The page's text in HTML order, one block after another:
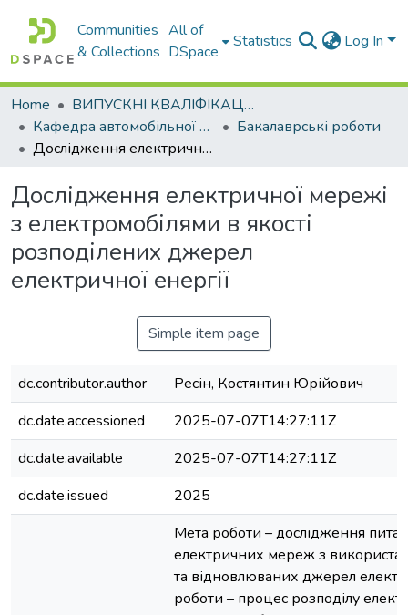
Communities
& Collections
All of
DSpace
Statistics Log In
Home
ВИПУСКНІ КВАЛІФІКАЦІЙНІ РОБОТИ
Кафедра автомобільної електроніки
Бакалаврські роботи
Дослідження електричної мережі з електромобілями в якості розподілених джерел електричної енергії
Дослідження електричної мережі
з електромобілями в якості
розподілених джерел
електричної енергії
Simple item page
dc.contributor.author
Ресін, Костянтин Юрійович
dc.date.accessioned
2025-07-07T14:27:11Z
dc.date.available
2025-07-07T14:27:11Z
dc.date.issued
2025
Мета роботи – дослідження
електричних мереж з
та відновлюваних джерел
роботи – процес розподілу